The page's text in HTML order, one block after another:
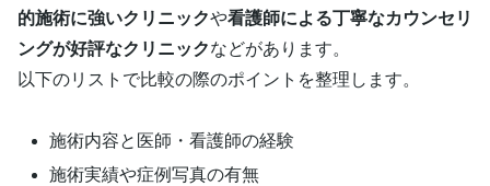
的施術に強いクリニックや看護師による丁寧なカウンセリ
ングが好評なクリニックなどがあります。
以下のリストで比較の際のポイントを整理します。
施術内容と医師・看護師の経験
施術実績や症例写真の有無